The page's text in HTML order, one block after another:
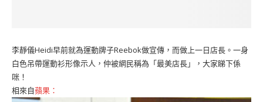
李靜儀Heidi早前就為運動牌子Reebok做宣傳，而做上一日店長。一身
白色吊帶運動衫形像示人，仲被網民稱為「最美店長」，大家睇下係
咪！
相來自蘋果：